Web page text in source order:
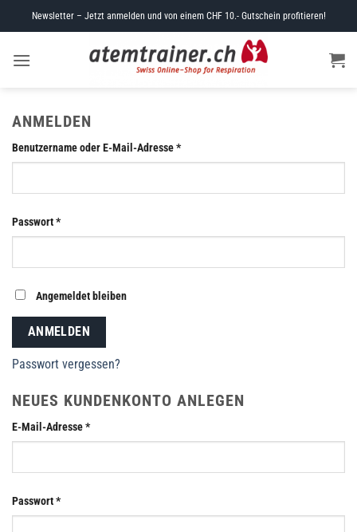
to
Newsletter – Jetzt anmelden und von einem CHF 10.- Gutschein profitieren!
ANMELDEN
Benutzername oder E-Mail-Adresse*Erforderlich
Passwort*Erforderlich
Angemeldet bleiben
ANMELDEN
Passwort vergessen?
NEUES KUNDENKONTO ANLEGEN
E-Mail-Adresse*Erforderlich
Passwort*Erforderlich